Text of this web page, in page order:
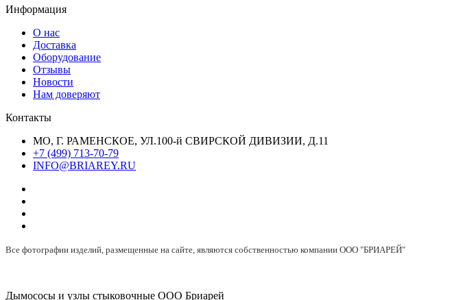
Информация
О нас
Доставка
Оборудование
Отзывы
Новости
Нам доверяют
Контакты
МО, Г. РАМЕНСКОЕ, УЛ.100-й СВИРСКОЙ ДИВИЗИИ, Д.11
+7 (499) 713-70-79
INFO@BRIAREY.RU
Все фотографии изделий, размещенные на сайте, являются собственностью компании ООО "БРИАРЕЙ"
Дымососы и узлы стыковочные ООО Бриарей